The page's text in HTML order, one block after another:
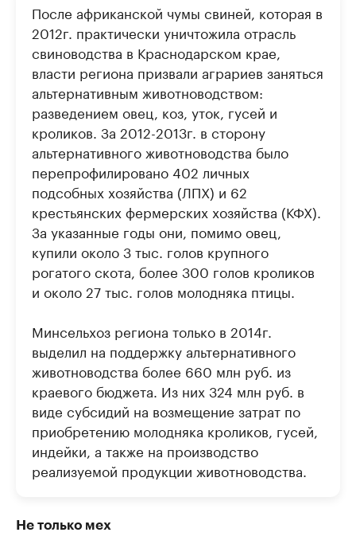
После африканской чумы свиней, которая в
2012г. практически уничтожила отрасль
свиноводства в Краснодарском крае,
власти региона призвали аграриев заняться
альтернативным животноводством:
разведением овец, коз, уток, гусей и
кроликов. За 2012-2013г. в сторону
альтернативного животноводства было
перепрофилировано 402 личных
подсобных хозяйства (ЛПХ) и 62
крестьянских фермерских хозяйства (КФХ).
За указанные годы они, помимо овец,
купили около 3 тыс. голов крупного
рогатого скота, более 300 голов кроликов
и около 27 тыс. голов молодняка птицы.
Минсельхоз региона только в 2014г.
выделил на поддержку альтернативного
животноводства более 660 млн руб. из
краевого бюджета. Из них 324 млн руб. в
виде субсидий на возмещение затрат по
приобретению молодняка кроликов, гусей,
индейки, а также на производство
реализуемой продукции животноводства.
Не только мех